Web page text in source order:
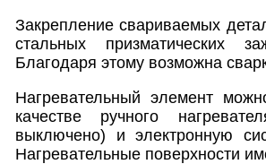
Закрепление свариваемых
стальных призматических
Благодаря этому возможна
Нагревательный элемент
качестве ручного
выключено) и электронную
Нагревательные поверхности